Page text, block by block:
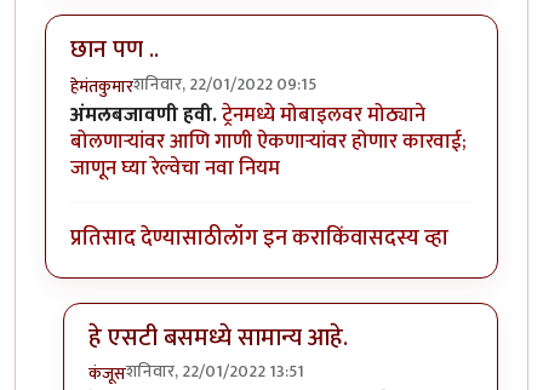
छान पण ..
हेमंतकुमारशनिवार, 22/01/2022 09:15
अंमलबजावणी हवी.ट्रेनमध्ये मोबाइलवर मोठ्याने
बोलणाऱ्यांवर आणि गाणी ऐकणाऱ्यांवर होणार कारवाई;
जाणून घ्या रेल्वेचा नवा नियम
प्रतिसाद देण्यासाठीलॉग इन कराकिंवासदस्य व्हा
हे एसटी बसमध्ये सामान्य आहे.
कंजूसशनिवार, 22/01/2022 13:51